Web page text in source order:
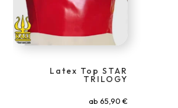
Latex Top STAR
TRILOGY
ab 65,90 €